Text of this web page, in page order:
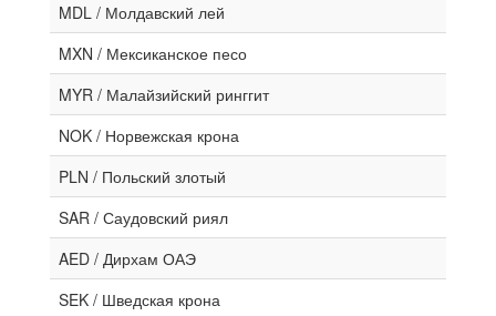
MDL / Молдавский лей
MXN / Мексиканское песо
MYR / Малайзийский ринггит
NOK / Норвежская крона
PLN / Польский злотый
SAR / Саудовский риял
AED / Дирхам ОАЭ
SEK / Шведская крона